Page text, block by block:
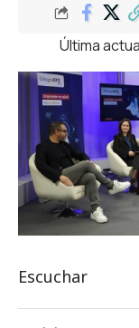
Última
Escuchar